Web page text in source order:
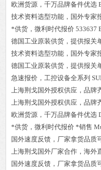
欧洲货源，千万品牌备件优选
技术资料选型功能，国外专家
*供货，微利时代报价 533637
德国工业原装供货，提供报关
技术资料选型功能，国外专家
德国工业原装供货，提供报关
急速报价，工控设备全系列
上海荆戈国外授权供应，品牌
上海荆戈国外授权供应，品牌
欧洲货源，千万品牌备件优选
*供货，微利时代报价 *销售
国外速度反馈，厂家拿货品质
上海荆戈国外厂家合作，海外
国外速度反馈，厂家拿货品质